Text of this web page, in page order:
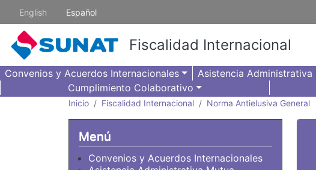
Pasar al contenido principal
English Español
Fiscalidad Internacional
Convenios y Acuerdos Internacionales Asistencia Administrativa
Cumplimiento Colaborativo
Inicio Fiscalidad Internacional Norma Antielusiva General
Menú
Convenios y Acuerdos Internacionales